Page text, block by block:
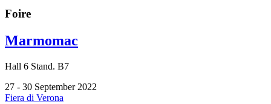
Foire
Marmomac
Hall 6 Stand. B7
27 - 30 September 2022
Fiera di Verona